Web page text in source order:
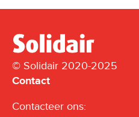
© Solidair 2020-2025
Contact
Contacteer ons: